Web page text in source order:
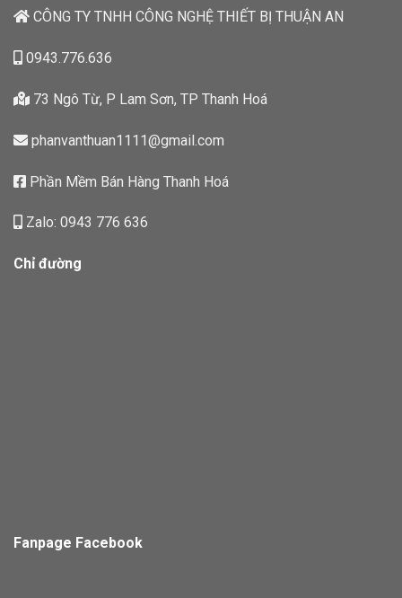
CÔNG TY TNHH CÔNG NGHỆ THIẾT BỊ THUẬN AN
0943.776.636
73 Ngô Từ, P Lam Sơn, TP Thanh Hoá
phanvanthuan1111@gmail.com
Phần Mềm Bán Hàng Thanh Hoá
Zalo: 0943 776 636
Chỉ đường
Fanpage Facebook